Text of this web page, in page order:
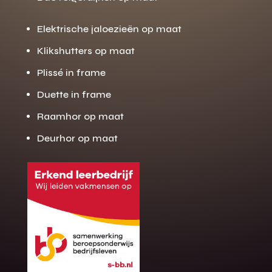
Gratis offerte
op maat?
Binnen 24 uur jouw gratis offerte
10 jaar garantie op de montage
Elektrische jaloezieën op maat
Klikshutters op maat
Plissé in frame
Duette in frame
Raamhor op maat
Deurhor op maat